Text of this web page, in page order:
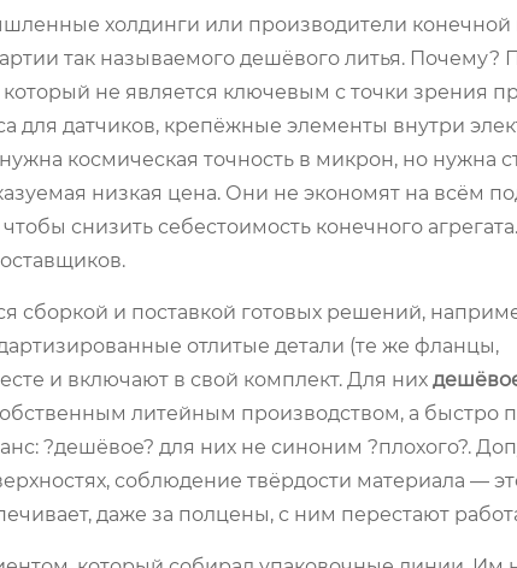
холдинги или производители
так называемого дешёвого литья. Почему?
не является ключевым с точки зрения
для датчиков, крепёжные элементы внутри
космическая точность в микрон, но нужна
низкая цена. Они не экономят на всём
снизить себестоимость конечного
и поставкой готовых решений,
отлитые детали (те же фланцы,
и включают в свой комплект. Для них
литейным производством, а быстро
?дешёвое? для них не синоним ?плохого?.
соблюдение твёрдости материала —
даже за полцены, с ним перестают